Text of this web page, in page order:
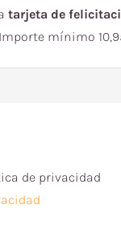
tarjeta de
mínimo
de privacidad